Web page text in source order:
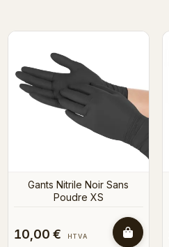
Gants Nitrile Noir Sans
Poudre XS
10,00 € HTVA